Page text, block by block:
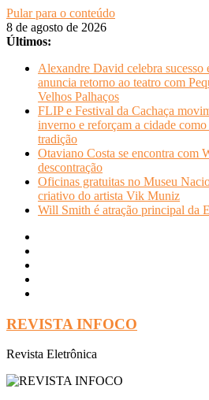
Pular para o conteúdo
8 de agosto de 2026
Últimos:
Alexandre David celebra sucesso
anuncia retorno ao teatro com
Velhos Palhaços
FLIP e Festival da Cachaça
inverno e reforçam a cidade
tradição
Otaviano Costa se encontra com
descontração
Oficinas gratuitas no Museu
criativo do artista Vik Muniz
Will Smith é atração principal da
REVISTA INFOCO
Revista Eletrônica